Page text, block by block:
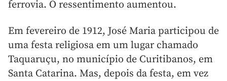
ferrovia. O ressentimento aumentou.
Em fevereiro de 1912, José Maria participou de
uma festa religiosa em um lugar chamado
Taquaruçu, no município de Curitibanos, em
Santa Catarina. Mas, depois da festa, em vez